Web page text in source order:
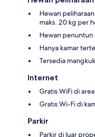
Hewan
maks. 20 kg per
Hewan
Hanya kamar
Tersedia
Internet
Gratis WiFi di
Gratis Wi-Fi di
Parkir
Parkir di luar